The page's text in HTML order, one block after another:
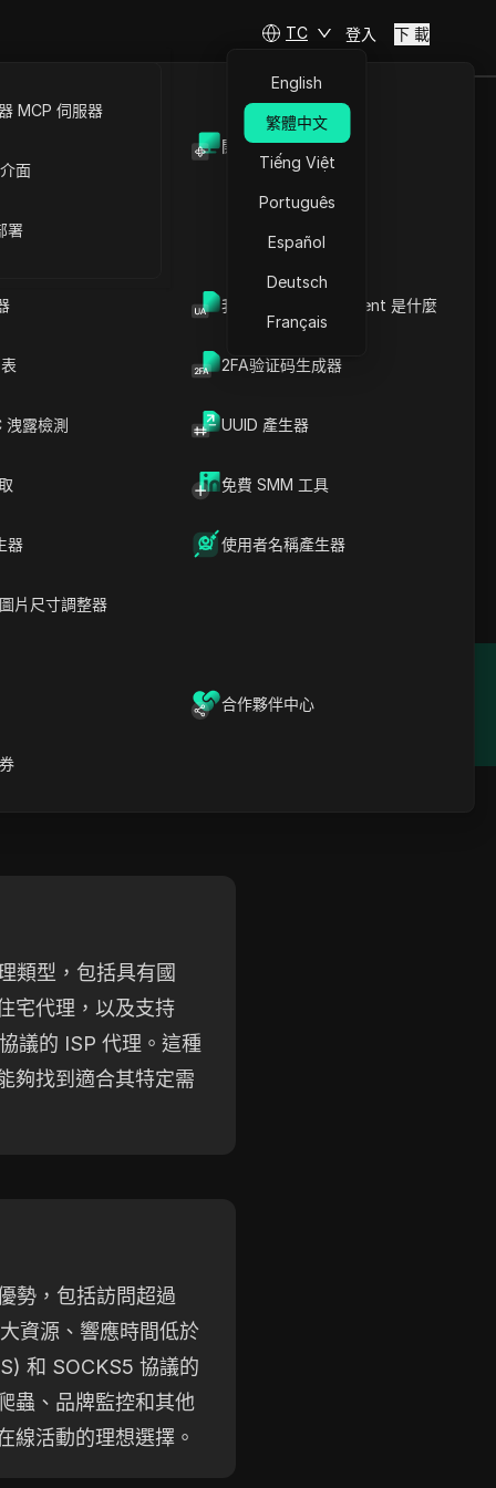
開放API
我的瀏覽器 User Agent 是什麼
2FA验证码生成器
洩露檢測 UUID 產生器
免費 SMM 工具
器 使用者名稱產生器
片尺寸調整器
合作夥伴中心
MCP 伺服器
面
署
TC
English
繁體中文
Tiếng Việt
Português
Español
Deutsch
Français
登入 下 載
式。
成立年份
類型，包括具有國
宅代理，以及支持
議的 ISP 代理。這種
夠找到適合其特定需
勢，包括訪問超過
資源、響應時間低於
和 SOCKS5 協議的
蟲、品牌監控和其他
線活動的理想選擇。